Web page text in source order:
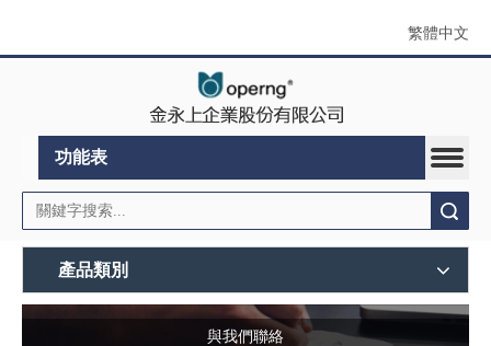
繁體中文
功能表
產品類別
與我們聯絡